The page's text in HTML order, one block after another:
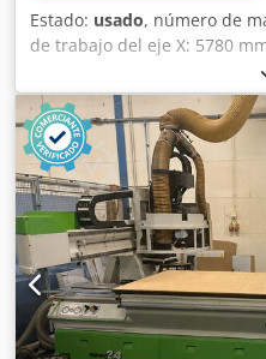
Estado: usado, número de
de trabajo del eje X: 5780
1650 mm Plano de trabajo:
vacío Potencia del husillo
ejes controlados: 4 ejes
Número de husillos de
posiciones de herramienta: